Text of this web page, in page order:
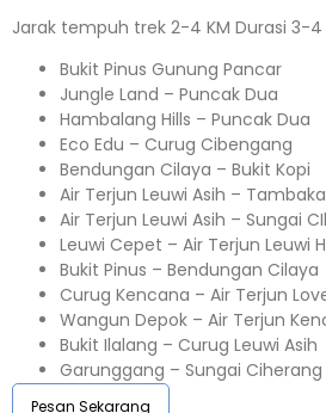
Jarak tempuh trek 2-4 KM Durasi 3-
Bukit Pinus Gunung Pancar
Jungle Land – Puncak Dua
Hambalang Hills – Puncak Dua
Eco Edu – Curug Cibengang
Bendungan Cilaya – Bukit Kopi
Air Terjun Leuwi Asih –
Air Terjun Leuwi Asih – Sungai
Leuwi Cepet – Air Terjun Leuwi
Bukit Pinus – Bendungan Cilaya
Curug Kencana – Air Terjun
Wangun Depok – Air Terjun
Bukit Ilalang – Curug Leuwi Asih
Garunggang – Sungai Ciherang
Pesan Sekarang